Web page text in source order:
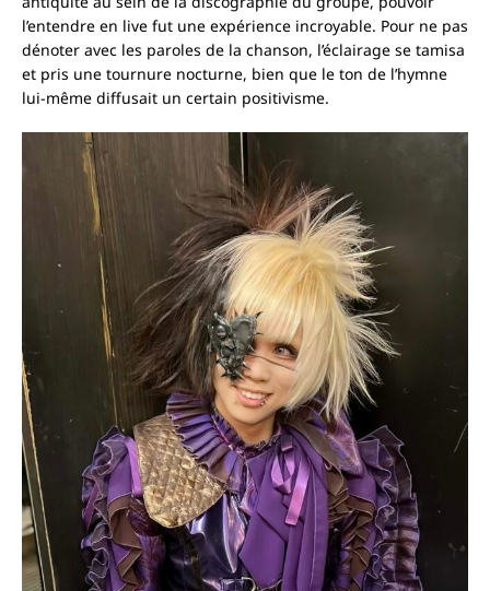
l’entendre en live fut une expérience incroyable. Pour ne pas
dénoter avec les paroles de la chanson, l’éclairage se tamisa
et pris une tournure nocturne, bien que le ton de l’hymne
lui-même diffusait un certain positivisme.